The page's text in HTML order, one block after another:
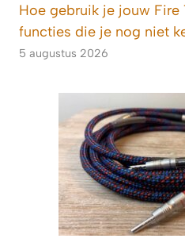
Hoe gebruik je jouw Fire
functies die je nog niet
5 augustus 2026